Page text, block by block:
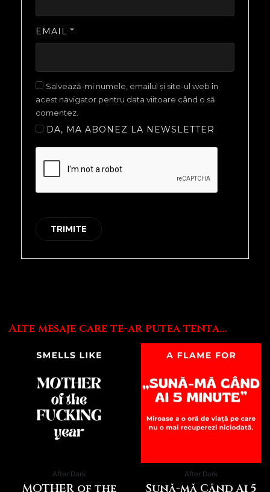
EMAIL *
Salvează-mi numele, emailul și site-ul web în
acest navigator pentru data viitoare când o să
comentez.
DA, MA ABONEZ LA NEWSLETTER
Alte mesaje care te-ar putea tenta...
After Dark
MOTHER of the
After Dark
Sună-mă Când Ai 5